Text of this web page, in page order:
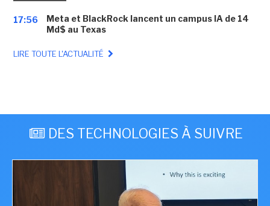
17:56
Meta et BlackRock lancent un campus IA de 14
Md$ au Texas
LIRE TOUTE L'ACTUALITÉ
DES TECHNOLOGIES À SUIVRE